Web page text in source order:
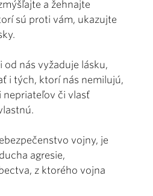
a žehnajte
sú proti vám, ukazujte
od nás vyžaduje lásku,
i tých, ktorí nás nemilujú,
či vlasť
vojny, je
agresie,
z ktorého vojna